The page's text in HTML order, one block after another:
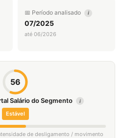
📅 Período analisado i
07/2025
até 06/2026
56
Salário do Segmento i
Estável
de desligamento / movimento